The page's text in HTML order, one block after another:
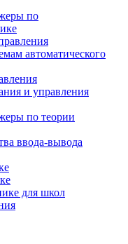
по
автоматического
и управления
по теории
ввода-вывода
для школ